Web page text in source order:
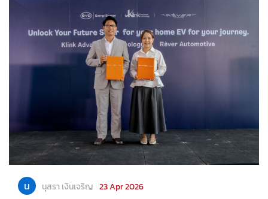
น นุสรา เงินเจริญ 23 Apr 2026